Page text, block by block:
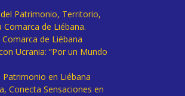
Patrimonio, Territorio,
Comarca de Liébana.
de Liébana
Ucrania: “Por un Mundo
Patrimonio en Liébana
Conecta Sensaciones en